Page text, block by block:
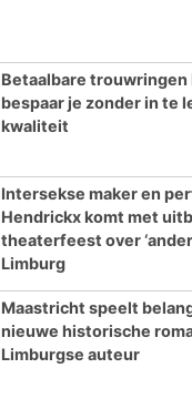
Betaalbare trouwringen
bespaar je zonder in te
kwaliteit
Intersekse maker en
Hendrickx komt met
theaterfeest over
Limburg
Maastricht speelt
nieuwe historische
Limburgse auteur